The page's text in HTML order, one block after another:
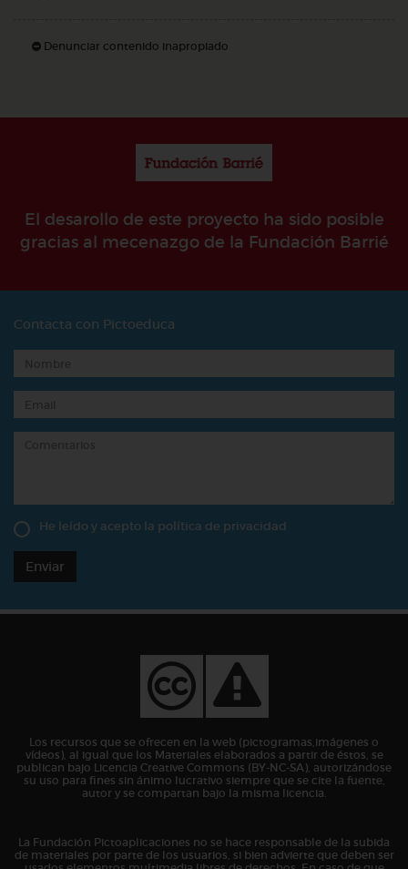
Denunciar contenido inapropiado
El desarollo de este proyecto ha sido posible
gracias al mecenazgo de la Fundación Barrié
Contacta con Pictoeduca
He leído y acepto la política de privacidad
Enviar
Los recursos que se ofrecen en la web (pictogramas,imágenes o
vídeos), al igual que los Materiales elaborados a partir de éstos, se
publican bajo Licencia Creative Commons (BY-NC-SA), autorizándose
su uso para fines sin ánimo lucrativo siempre que se cite la fuente,
autor y se compartan bajo la misma licencia.
La Fundación Pictoaplicaciones no se hace responsable de la subida
de materiales por parte de los usuarios, si bien advierte que deben ser